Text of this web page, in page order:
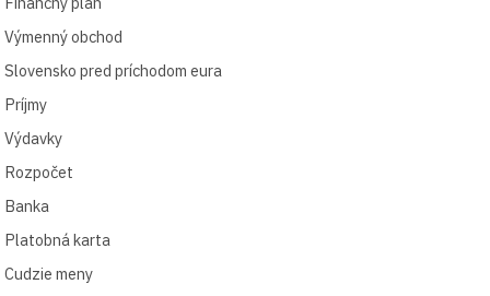
Výmenný obchod
Slovensko pred príchodom eura
Príjmy
Výdavky
Rozpočet
Banka
Platobná karta
Cudzie meny